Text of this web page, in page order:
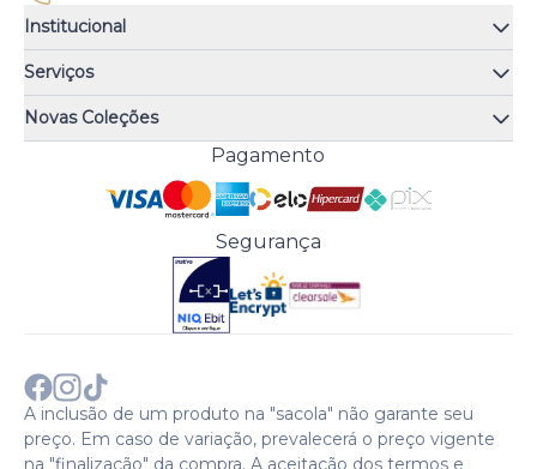
Institucional
Quem somos
Quiz de fragrâncias
Trocas e Devoluções
Troque Fácil
Perguntas Frequentes
Política de Pagamento
Política de Entrega
Política de Privacidade
Comprar com CNPJ?
Sobre a COTY no mundo
Serviços
Atendimento
Meus Pedidos
Trabalhe Conosco
Preferências de Cookies
Novas Coleções
Cenoura & Bronze
Pagamento
Segurança
A inclusão de um produto na "sacola" não garante seu
preço. Em caso de variação, prevalecerá o preço vigente
na "finalização" da compra. A aceitação dos termos e